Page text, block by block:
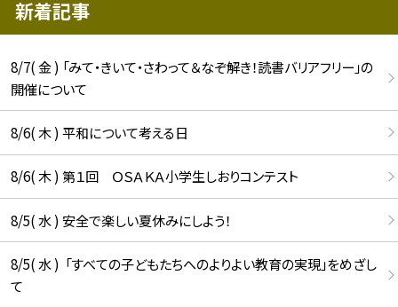
新着記事
8/7( 金 ) 「みて・きいて・さわって＆なぞ解き！読書バリアフリー」の
開催について
8/6( 木 ) 平和について考える日
8/6( 木 ) 第１回 ＯＳＡＫＡ小学生しおりコンテスト
8/5( 水 ) 安全で楽しい夏休みにしよう！
8/5( 水 ) 「すべての子どもたちへのよりよい教育の実現」をめざし
て